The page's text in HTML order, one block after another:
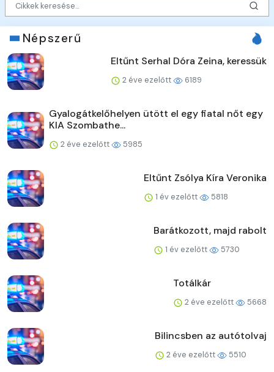
Népszerű
Eltűnt Serhal Dóra Zeina, keressük
2 éve ezelőtt 6189
Gyalogátkelőhelyen ütött el egy fiatal nőt egy
KIA Szombathe...
2 éve ezelőtt 5985
Eltűnt Zsólya Kíra Veronika
1 év ezelőtt 5818
Barátkozott, majd rabolt
1 év ezelőtt 5730
Totálkár
2 éve ezelőtt 5668
Bilincsben az autótolvaj
2 éve ezelőtt 5510